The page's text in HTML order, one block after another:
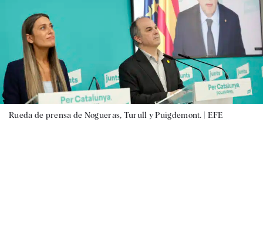
Rueda de prensa de Nogueras, Turull y Puigdemont. | EFE